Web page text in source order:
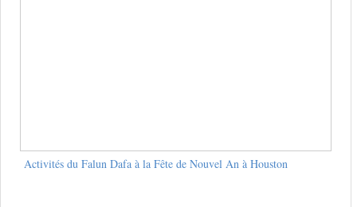
Activités du Falun Dafa à la Fête de Nouvel An à Houston